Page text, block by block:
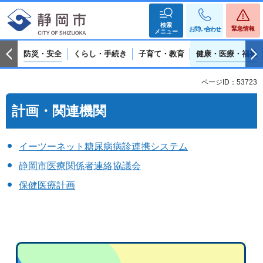
検索
メニュー
お問い合わせ 緊急情報
防災・安全 くらし・手続き 子育て・教育 健康・医療・福祉
ページID：53723
計画・関連機関
イーツーネット糖尿病病診連携システム
静岡市医療関係者連絡協議会
保健医療計画